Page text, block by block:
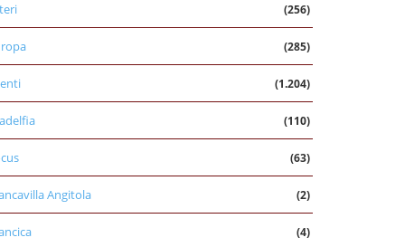
(256)
(285)
(1.204)
(110)
(63)
Angitola (2)
(4)